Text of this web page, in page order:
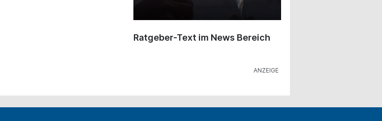
Ratgeber-Text im News Bereich